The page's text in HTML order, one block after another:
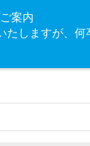
案内
たしますが、